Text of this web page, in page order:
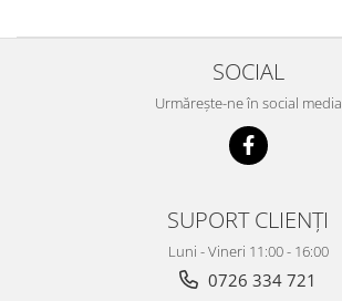
SOCIAL
Urmărește-ne în social media
SUPORT CLIENȚI
Luni - Vineri 11:00 - 16:00
0726 334 721